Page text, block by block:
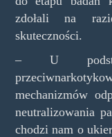
zdołali na
skuteczności.
– U
mechanizmów
neutralizowania
chodzi nam o